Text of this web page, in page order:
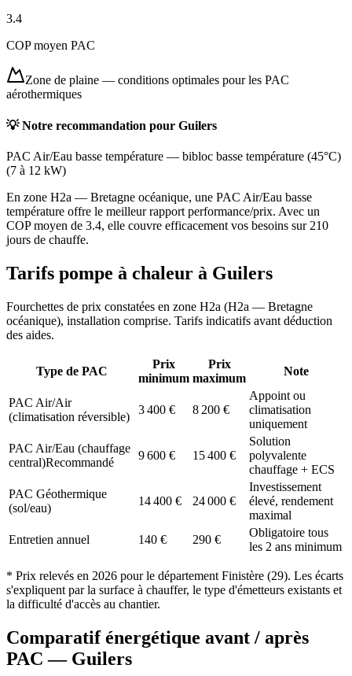
3.4
COP moyen PAC
Zone de plaine — conditions optimales pour les PAC
aérothermiques
💡 Notre recommandation pour Guilers
PAC Air/Eau basse température — bibloc basse température (45°C)
(7 à 12 kW)
En zone H2a — Bretagne océanique, une PAC Air/Eau basse
température offre le meilleur rapport performance/prix. Avec un
COP moyen de 3.4, elle couvre efficacement vos besoins sur 210
jours de chauffe.
Tarifs pompe à chaleur à Guilers
Fourchettes de prix constatées en zone H2a (H2a — Bretagne
océanique), installation comprise. Tarifs indicatifs avant déduction
des aides.
Type de PAC
Prix
minimum
Prix
maximum
Note
PAC Air/Air
(climatisation réversible)
3 400 € 8 200 €
Appoint ou
climatisation
uniquement
PAC Air/Eau (chauffage
central)Recommandé
9 600 € 15 400 €
Solution
polyvalente
chauffage + ECS
PAC Géothermique
(sol/eau)
14 400 € 24 000 €
Investissement
élevé, rendement
maximal
Entretien annuel
140 € 290 €
Obligatoire tous
les 2 ans minimum
* Prix relevés en 2026 pour le département Finistère (29). Les écarts
s'expliquent par la surface à chauffer, le type d'émetteurs existants et
la difficulté d'accès au chantier.
Comparatif énergétique avant / après
PAC — Guilers